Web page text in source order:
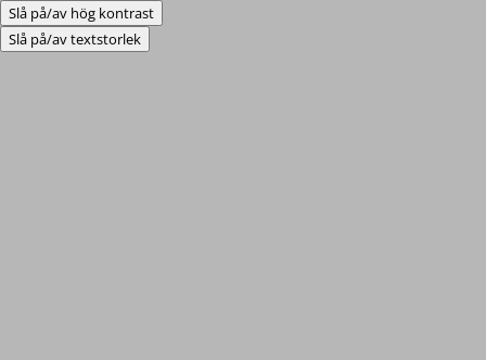
Slå på/av hög kontrast
Slå på/av textstorlek